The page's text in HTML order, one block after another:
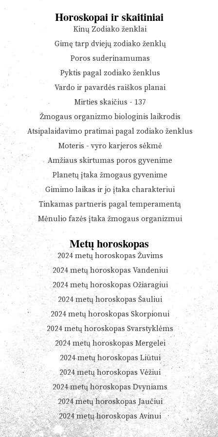
Horoskopai ir skaitiniai
Kinų Zodiako ženklai
Gimę tarp dviejų zodiako ženklų
Poros suderinamumas
Pyktis pagal zodiako ženklus
Vardo ir pavardės raiškos planai
Mirties skaičius - 137
Žmogaus organizmo biologinis laikrodis
Atsipalaidavimo pratimai pagal zodiako ženklus
Moteris - vyro karjeros sėkmė
Amžiaus skirtumas poros gyvenime
Planetų įtaka žmogaus gyvenime
Gimimo laikas ir jo įtaka charakteriui
Tinkamas partneris pagal temperamentą
Mėnulio fazės įtaka žmogaus organizmui
Metų horoskopas
2024 metų horoskopas Žuvims
2024 metų horoskopas Vandeniui
2024 metų horoskopas Ožiaragiui
2024 metų horoskopas Šauliui
2024 metų horoskopas Skorpionui
2024 metų horoskopas Svarstyklėms
2024 metų horoskopas Mergelei
2024 metų horoskopas Liūtui
2024 metų horoskopas Vėžiui
2024 metų horoskopas Dvyniams
2024 metų horoskopas Jaučiui
2024 metų horoskopas Avinui